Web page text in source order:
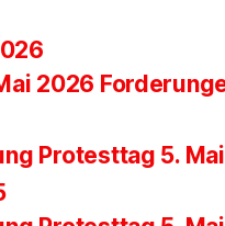
2026
Protesttag 5.